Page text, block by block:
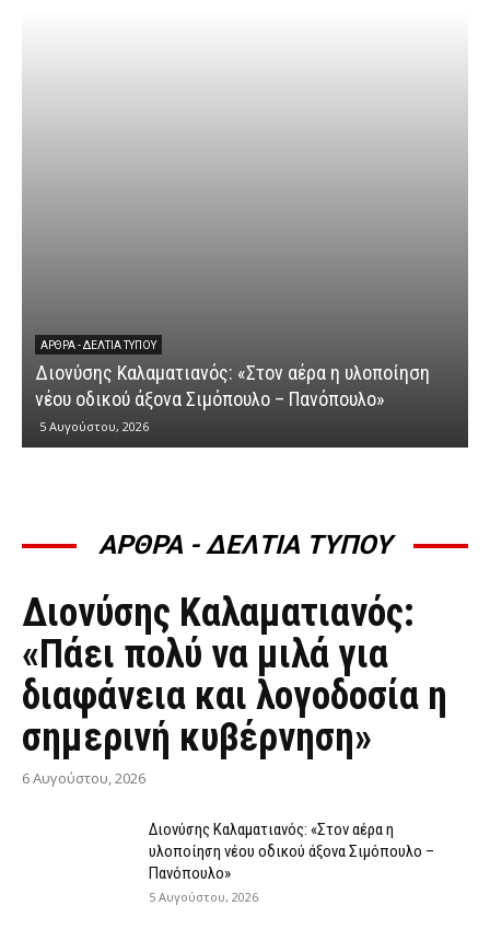
ΆΡΘΡΑ - ΔΕΛΤΊΑ ΤΎΠΟΥ
Διονύσης Καλαματιανός: «Στον αέρα η υλοποίηση
νέου οδικού άξονα Σιμόπουλο – Πανόπουλο»
5 Αυγούστου, 2026
ΑΡΘΡΑ - ΔΕΛΤΙΑ ΤΥΠΟΥ
ΆΡΘΡΑ - ΔΕΛΤΊΑ ΤΎΠΟΥ
Διονύσης Καλαματιανός:
«Πάει πολύ να μιλά για
διαφάνεια και λογοδοσία η
σημερινή κυβέρνηση»
6 Αυγούστου, 2026
Διονύσης Καλαματιανός: «Στον αέρα η
υλοποίηση νέου οδικού άξονα Σιμόπουλο –
Πανόπουλο»
5 Αυγούστου, 2026